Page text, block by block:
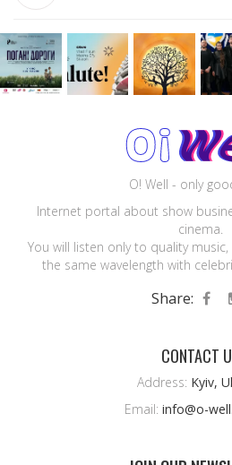
O! Well - only
Internet portal about show
cinema.
You will listen only to quality
the same wavelength with
Share:
CONTACT
Address: Kyiv,
Email: info@o-